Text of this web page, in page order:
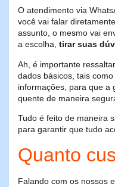
O atendimento via
você vai falar
assunto, o mesmo vai
a escolha, tirar suas
Ah, é importante
dados básicos, tais
informações, para que a
quente de maneira
Tudo é feito de maneira
para garantir que tudo
Quanto
Falando com os nossos